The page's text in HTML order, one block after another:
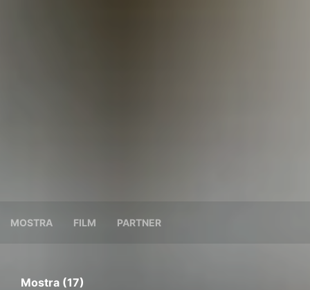
MOSTRA FILM PARTNER
Mostra (17)